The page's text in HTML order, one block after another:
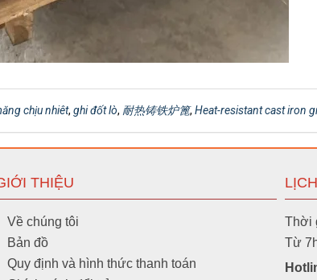
chịu nhiêt, ghi đốt lò, 耐热铸铁炉篦, Heat-resistant cast iron
THIỆU
Về chúng tôi
Bản đồ
Quy định và hình thức thanh toán
Thời
Từ